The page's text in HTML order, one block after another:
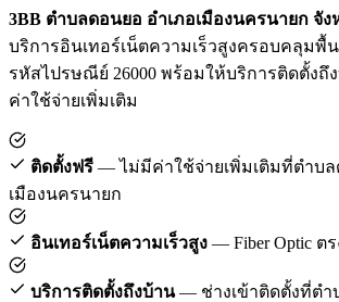
3BB ตำบลดอนยอ อำเภอเมืองนครนายก จั
บริการอินเทอร์เน็ตความเร็วสูงครอบคลุมพื้
รหัสไปรษณีย์ 26000 พร้อมให้บริการติดตั้งถึ
ค่าใช้จ่ายเพิ่มเติม
ติดตั้งฟรี — ไม่มีค่าใช้จ่ายเพิ่มเติมที่ตำบล
เมืองนครนายก
อินเทอร์เน็ตความเร็วสูง — Fiber Optic ต
บริการติดตั้งถึงบ้าน— ช่างเข้าติดตั้งที่ตำ